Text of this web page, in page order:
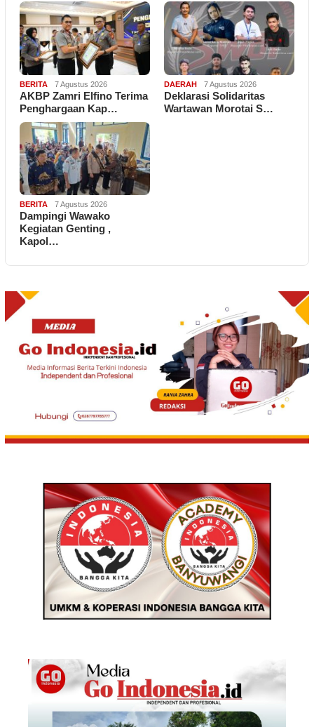
BERITA 7 Agustus 2026
AKBP Zamri Elfino Terima
Penghargaan Kap…
DAERAH 7 Agustus 2026
Deklarasi Solidaritas
Wartawan Morotai S…
BERITA 7 Agustus 2026
Dampingi Wawako
Kegiatan Genting ,
Kapol…